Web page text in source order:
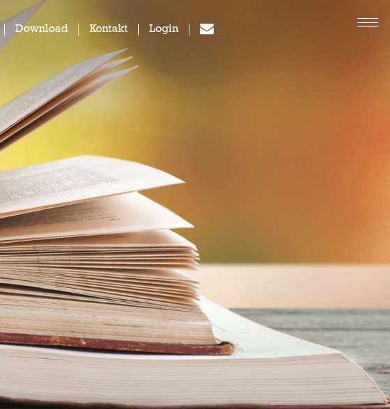
Download Kontakt Login